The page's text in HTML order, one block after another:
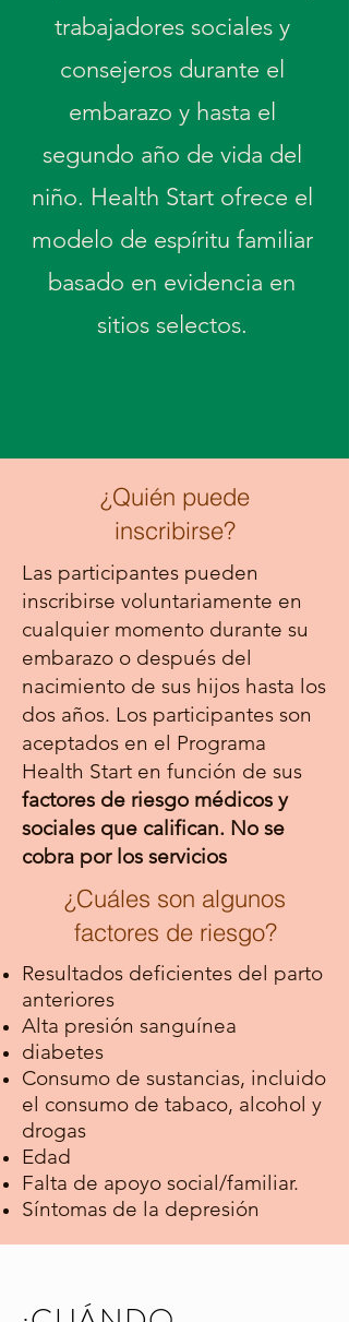
trabajadores sociales y
consejeros durante el
embarazo y hasta el
segundo año de vida del
niño. Health Start ofrece el
modelo de espíritu familiar
basado en evidencia en
sitios selectos.
¿Quién puede
inscribirse?
Las participantes pueden
inscribirse voluntariamente en
cualquier momento durante su
embarazo o después del
nacimiento de sus hijos hasta los
dos años. Los participantes son
aceptados en el Programa
Health Start en función de sus
factores de riesgo médicos y
sociales que califican. No se
cobra por los servicios
¿Cuáles son algunos
factores de riesgo?
Resultados deficientes del parto
anteriores
Alta presión sanguínea
diabetes
Consumo de sustancias, incluido
el consumo de tabaco, alcohol y
drogas
Edad
Falta de apoyo social/familiar.
Síntomas de la depresión